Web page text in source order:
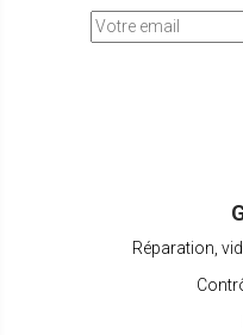
Réparation,